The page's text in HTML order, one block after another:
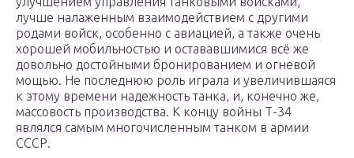
лучше налаженным взаимодействием с другими
родами войск, особенно с авиацией, а также очень
хорошей мобильностью и остававшимися всё же
довольно достойными бронированием и огневой
мощью. Не последнюю роль играла и увеличившаяся
к этому времени надежность танка, и, конечно же,
массовость производства. К концу войны Т-34
являлся самым многочисленным танком в армии
СССР.